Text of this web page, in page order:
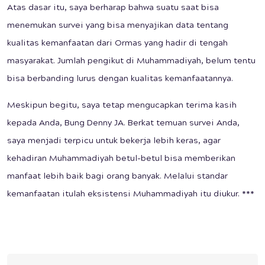
Atas dasar itu, saya berharap bahwa suatu saat bisa
menemukan survei yang bisa menyajikan data tentang
kualitas kemanfaatan dari Ormas yang hadir di tengah
masyarakat. Jumlah pengikut di Muhammadiyah, belum tentu
bisa berbanding lurus dengan kualitas kemanfaatannya.
Meskipun begitu, saya tetap mengucapkan terima kasih
kepada Anda, Bung Denny JA. Berkat temuan survei Anda,
saya menjadi terpicu untuk bekerja lebih keras, agar
kehadiran Muhammadiyah betul-betul bisa memberikan
manfaat lebih baik bagi orang banyak. Melalui standar
kemanfaatan itulah eksistensi Muhammadiyah itu diukur. ***